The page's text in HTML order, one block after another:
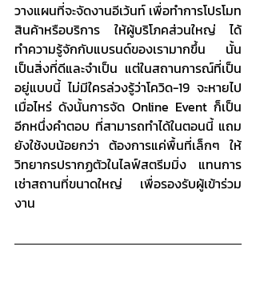
วางแผนที่จะจัดงานอีเว้นท์ เพื่อทำการโปรโมท
สินค้าหรือบริการ ให้ผู้บริโภคส่วนใหญ่ ได้
ทำความรู้จักกับแบรนด์ของเรามากขึ้น นั้น
เป็นสิ่งที่ดีและจำเป็น แต่ในสถานการณ์ที่เป็น
อยู่แบบนี้ ไม่มีใครล่วงรู้ว่าโควิด-19 จะหายไป
เมื่อไหร่ ดังนั้นการจัด Online Event ก็เป็น
อีกหนึ่งคำตอบ ที่สามารถทำได้ในตอนนี้ แถม
ยังใช้งบน้อยกว่า ต้องการแค่พื้นที่เล็กๆ ให้
วิทยากรปรากฏตัวในไลฟ์สตรีมมิ่ง แทนการ
เช่าสถานที่ขนาดใหญ่ เพื่อรองรับผู้เข้าร่วม
งาน